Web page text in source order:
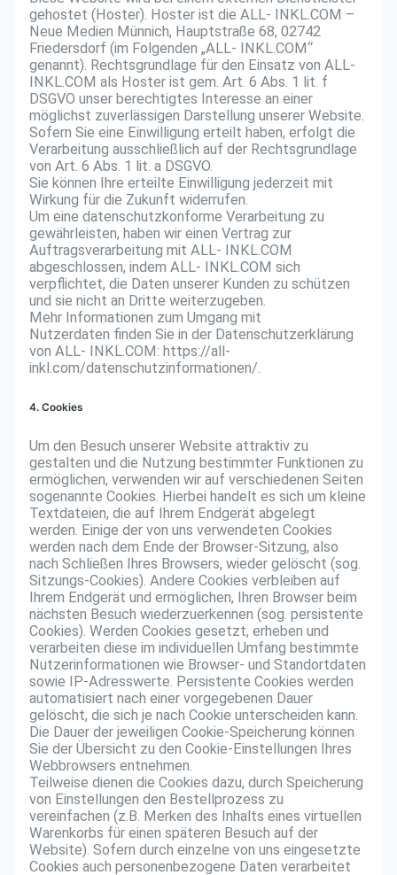
gehostet (Hoster). Hoster ist die ALL- INKL.COM –
Neue Medien Münnich, Hauptstraße 68, 02742
Friedersdorf (im Folgenden „ALL- INKL.COM“
genannt). Rechtsgrundlage für den Einsatz von ALL-
INKL.COM als Hoster ist gem. Art. 6 Abs. 1 lit. f
DSGVO unser berechtigtes Interesse an einer
möglichst zuverlässigen Darstellung unserer Website.
Sofern Sie eine Einwilligung erteilt haben, erfolgt die
Verarbeitung ausschließlich auf der Rechtsgrundlage
von Art. 6 Abs. 1 lit. a DSGVO.
Sie können Ihre erteilte Einwilligung jederzeit mit
Wirkung für die Zukunft widerrufen.
Um eine datenschutzkonforme Verarbeitung zu
gewährleisten, haben wir einen Vertrag zur
Auftragsverarbeitung mit ALL- INKL.COM
abgeschlossen, indem ALL- INKL.COM sich
verpflichtet, die Daten unserer Kunden zu schützen
und sie nicht an Dritte weiterzugeben.
Mehr Informationen zum Umgang mit
Nutzerdaten finden Sie in der Datenschutzerklärung
von ALL- INKL.COM: https://all-
inkl.com/datenschutzinformationen/.
4. Cookies
Um den Besuch unserer Website attraktiv zu
gestalten und die Nutzung bestimmter Funktionen zu
ermöglichen, verwenden wir auf verschiedenen Seiten
sogenannte Cookies. Hierbei handelt es sich um kleine
Textdateien, die auf Ihrem Endgerät abgelegt
werden. Einige der von uns verwendeten Cookies
werden nach dem Ende der Browser-Sitzung, also
nach Schließen Ihres Browsers, wieder gelöscht (sog.
Sitzungs-Cookies). Andere Cookies verbleiben auf
Ihrem Endgerät und ermöglichen, Ihren Browser beim
nächsten Besuch wiederzuerkennen (sog. persistente
Cookies). Werden Cookies gesetzt, erheben und
verarbeiten diese im individuellen Umfang bestimmte
Nutzerinformationen wie Browser- und Standortdaten
sowie IP-Adresswerte. Persistente Cookies werden
automatisiert nach einer vorgegebenen Dauer
gelöscht, die sich je nach Cookie unterscheiden kann.
Die Dauer der jeweiligen Cookie-Speicherung können
Sie der Übersicht zu den Cookie-Einstellungen Ihres
Webbrowsers entnehmen.
Teilweise dienen die Cookies dazu, durch Speicherung
von Einstellungen den Bestellprozess zu
vereinfachen (z.B. Merken des Inhalts eines virtuellen
Warenkorbs für einen späteren Besuch auf der
Website). Sofern durch einzelne von uns eingesetzte
Cookies auch personenbezogene Daten verarbeitet